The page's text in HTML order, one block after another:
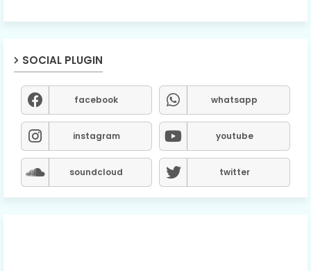
SOCIAL PLUGIN
facebook whatsapp
instagram youtube
soundcloud twitter